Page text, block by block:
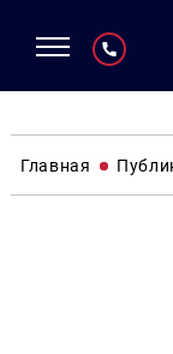
Главная